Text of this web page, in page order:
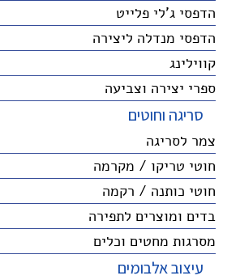
הדפסי ג'לי פלייט
הדפסי מנדלה ליצירה
קווילינג
ספרי יצירה וצביעה
סריגה וחוטים
צמר לסריגה
חוטי טריקו / מקרמה
חוטי כותנה / רקמה
בדים ומוצרים לתפירה
מסרגות מחטים וכלים
עיצוב אלבומים